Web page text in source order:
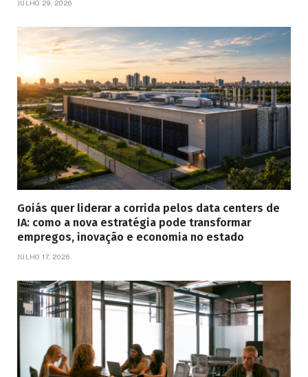
JULHO 29, 2026
Goiás quer liderar a corrida pelos data centers de
IA: como a nova estratégia pode transformar
empregos, inovação e economia no estado
JULHO 17, 2026